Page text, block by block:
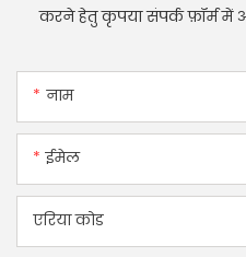
करने हेतु कृपया संपर्क फ़ॉर्म में
नाम
ईमेल
एरिया कोड